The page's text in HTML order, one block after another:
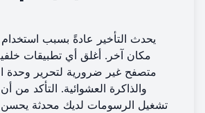
يحدث التأخير عادةً بسبب
مكان آخر. أغلق أي تطبيقات
متصفح غير ضرورية لتحرير وحدة
والذاكرة العشوائية. التأكد من
تشغيل الرسومات لديك محدثة يحسن